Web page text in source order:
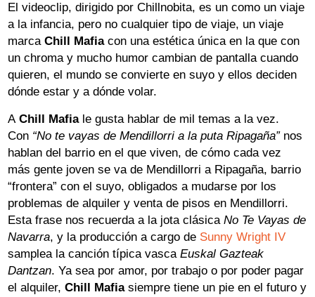
El videoclip, dirigido por Chillnobita, es un como un viaje
a la infancia, pero no cualquier tipo de viaje, un viaje
marcaChill Mafiacon una estética única en la que con
un chroma y mucho humor cambian de pantalla cuando
quieren, el mundo se convierte en suyo y ellos deciden
dónde estar y a dónde volar.
AChill Mafia le gusta hablar de mil temas a la vez.
Con “No te vayas de Mendillorri a la puta Ripagaña”nos
hablan del barrio en el que viven, de cómo cada vez
más gente joven se va de Mendillorri a Ripagaña, barrio
“frontera” con el suyo, obligados a mudarse por los
problemas de alquiler y venta de pisos en Mendillorri.
Esta frase nos recuerda a la jota clásicaNo Te Vayas de
Navarra, y la producción a cargo de Sunny Wright IV
samplea la canción típica vascaEuskal Gazteak
Dantzan. Ya sea por amor, por trabajo o por poder pagar
el alquiler, Chill Mafiasiempre tiene un pie en el futuro y